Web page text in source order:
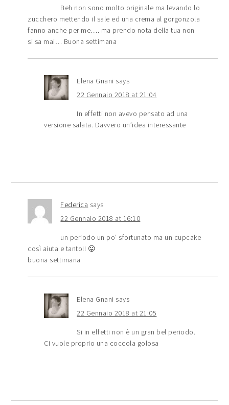
Beh non sono molto originale ma levando lo
zucchero mettendo il sale ed una crema al gorgonzola
fanno anche per me…. ma prendo nota della tua non
si sa mai… Buona settimana
Elena Gnani says
22 Gennaio 2018 at 21:04
In effetti non avevo pensato ad una
versione salata. Davvero un’idea interessante
Federica says
22 Gennaio 2018 at 16:10
un periodo un po’ sfortunato ma un cupcake
così aiuta e tanto!! 😛
buona settimana
Elena Gnani says
22 Gennaio 2018 at 21:05
Si in effetti non è un gran bel periodo.
Ci vuole proprio una coccola golosa